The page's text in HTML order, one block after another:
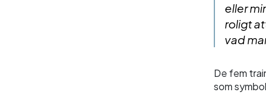
eller
roligt
vad
De fem
som